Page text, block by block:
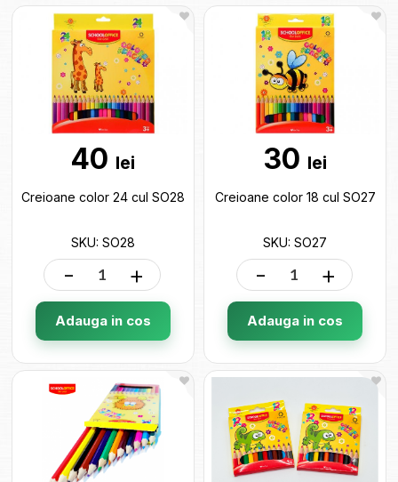
40 lei
Creioane color 24 cul SO28
SKU: SO28
- +
Adauga in cos
30 lei
Creioane color 18 cul SO27
SKU: SO27
- +
Adauga in cos